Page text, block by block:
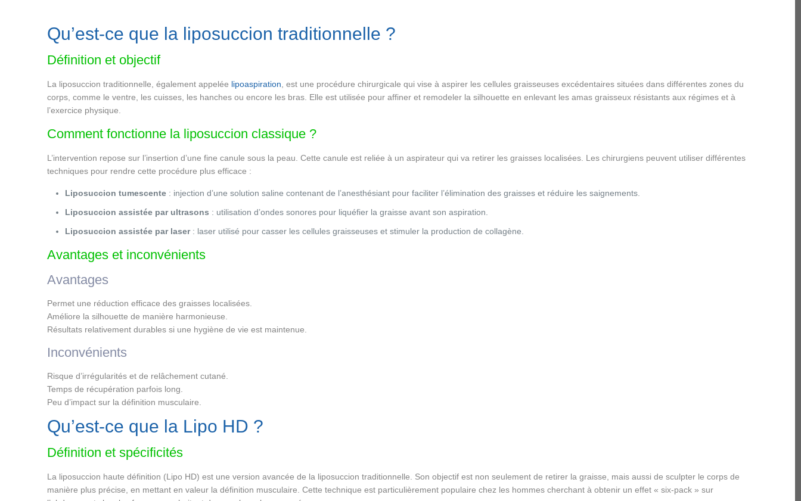
Qu’est-ce que la liposuccion traditionnelle ?
Définition et objectif
La liposuccion traditionnelle, également appelée lipoaspiration , est une procédure chirurgicale qui vise à aspirer les cellules graisseuses excédentaires situées dans différentes zones du
corps, comme le ventre, les cuisses, les hanches ou encore les bras. Elle est utilisée pour affiner et remodeler la silhouette en enlevant les amas graisseux résistants aux régimes et à
l’exercice physique.
Comment fonctionne la liposuccion classique ?
L’intervention repose sur l’insertion d’une fine canule sous la peau. Cette canule est reliée à un aspirateur qui va retirer les graisses localisées. Les chirurgiens peuvent utiliser différentes
techniques pour rendre cette procédure plus efficace :
Liposuccion tumescente : injection d’une solution saline contenant de l’anesthésiant pour faciliter l’élimination des graisses et réduire les saignements.
Liposuccion assistée par ultrasons : utilisation d’ondes sonores pour liquéfier la graisse avant son aspiration.
Liposuccion assistée par laser: laser utilisé pour casser les cellules graisseuses et stimuler la production de collagène.
Avantages et inconvénients
Avantages
Permet une réduction efficace des graisses localisées.
Améliore la silhouette de manière harmonieuse.
Résultats relativement durables si une hygiène de vie est maintenue.
Inconvénients
Risque d’irrégularités et de relâchement cutané.
Temps de récupération parfois long.
Peu d’impact sur la définition musculaire.
Qu’est-ce que la Lipo HD ?
Définition et spécificités
La liposuccion haute définition (Lipo HD) est une version avancée de la liposuccion traditionnelle. Son objectif est non seulement de retirer la graisse, mais aussi de sculpter le corps de
manière plus précise, en mettant en valeur la définition musculaire. Cette technique est particulièrement populaire chez les hommes cherchant à obtenir un effet « six-pack » sur